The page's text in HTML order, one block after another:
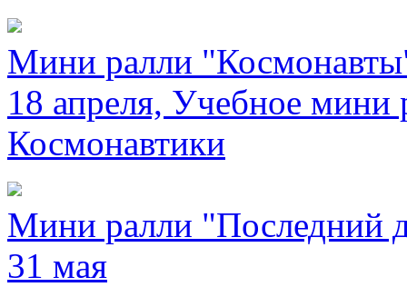
Мини ралли
18 апреля, Учебное мини
Космонавтики
Мини ралли "Последний
31 мая